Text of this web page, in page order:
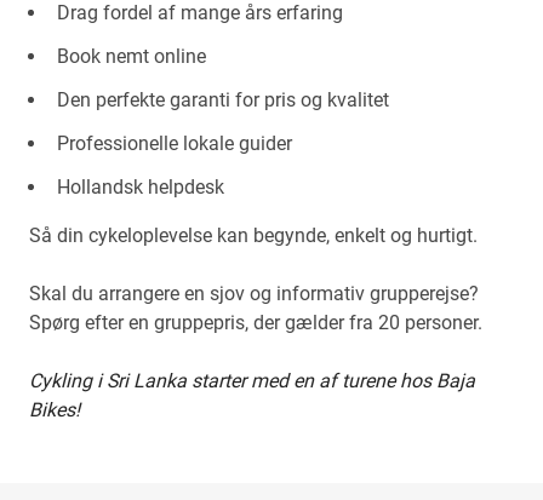
Drag fordel af mange års erfaring
Book nemt online
Den perfekte garanti for pris og kvalitet
Professionelle lokale guider
Hollandsk helpdesk
Så din cykeloplevelse kan begynde, enkelt og hurtigt.
Skal du arrangere en sjov og informativ grupperejse?
Spørg efter en gruppepris, der gælder fra 20 personer.
Cykling i Sri Lanka starter med en af turene hos Baja
Bikes!